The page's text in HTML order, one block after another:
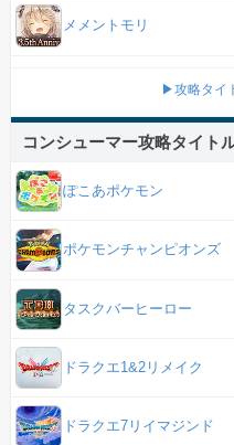
メメントモリ
▶攻略タイ
コンシューマー攻略タイト
ぽこあポケモン
ポケモンチャンピオンズ
タスクバーヒーロー
ドラクエ1&2リメイク
ドラクエ7リイマジンド